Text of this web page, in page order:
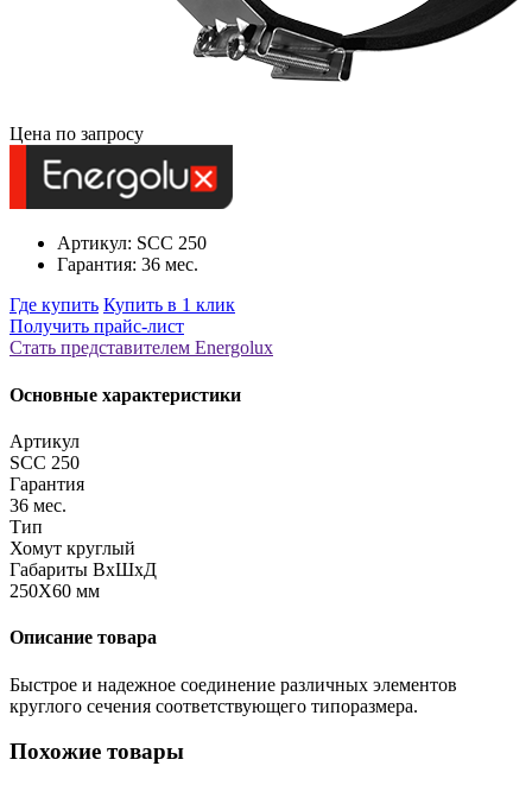
Цена по запросу
Артикул: SCC 250
Гарантия: 36 мес.
Где купить Купить в 1 клик
Получить прайс-лист
Стать представителем Еnergolux
Основные характеристики
Артикул
SCC 250
Гарантия
36 мес.
Тип
Хомут круглый
Габариты ВхШхД
250X60 мм
Описание товара
Быстрое и надежное соединение различных элементов
круглого сечения соответствующего типоразмера.
Похожие товары